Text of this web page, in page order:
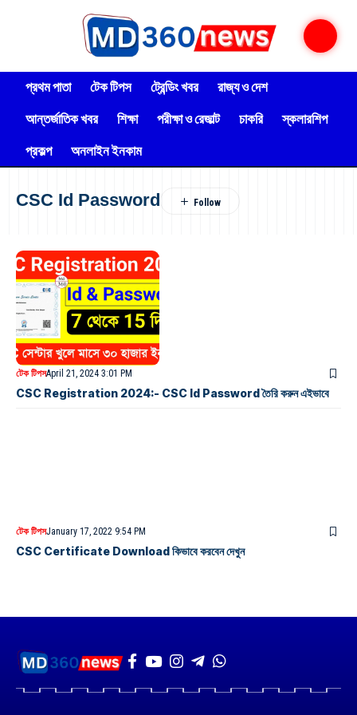
প্রথম পাতা টেক টিপস ট্রেন্ডিং খবর
রাজ্য ও দেশ
আন্তর্জাতিক খবর
শিক্ষা পরীক্ষা ও রেজাল্ট চাকরি
স্কলারশিপ
প্রকল্প
অনলাইন ইনকাম
CSC Id Password
টেক টিপসApril 21, 2024 3:01 PM
CSC Registration 2024:- CSC Id Password তৈরি করুন এইভাবে
টেক টিপসJanuary 17, 2022 9:54 PM
CSC Certificate Download কিভাবে করবেন দেখুন